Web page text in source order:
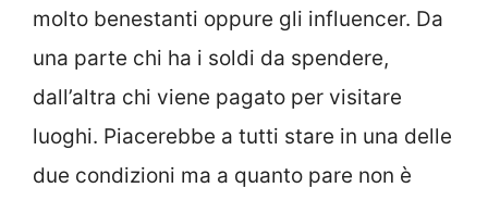
molto benestanti oppure gli influencer. Da
una parte chi ha i soldi da spendere,
dall’altra chi viene pagato per visitare
luoghi. Piacerebbe a tutti stare in una delle
due condizioni ma a quanto pare non è